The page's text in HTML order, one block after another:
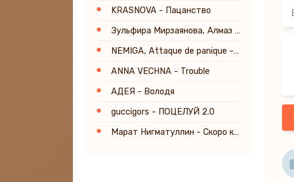
KRASNOVA - Пацанство
Зульфира Мирзаянова, Алмаз Мирзаянов - Аппагым
NEMIGA, Attaque de panique - Белым (Постхор Версия) [Prod. by TSRCT]
ANNA VECHNA - Trouble
АДЕЯ - Володя
guccigors - ПОЦЕЛУЙ 2.0
Марат Нигматуллин - Скоро кончится лето